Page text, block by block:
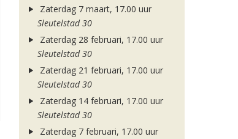
Zaterdag 7 maart, 17.00 uur
Sleutelstad 30
Zaterdag 28 februari, 17.00 uur
Sleutelstad 30
Zaterdag 21 februari, 17.00 uur
Sleutelstad 30
Zaterdag 14 februari, 17.00 uur
Sleutelstad 30
Zaterdag 7 februari, 17.00 uur